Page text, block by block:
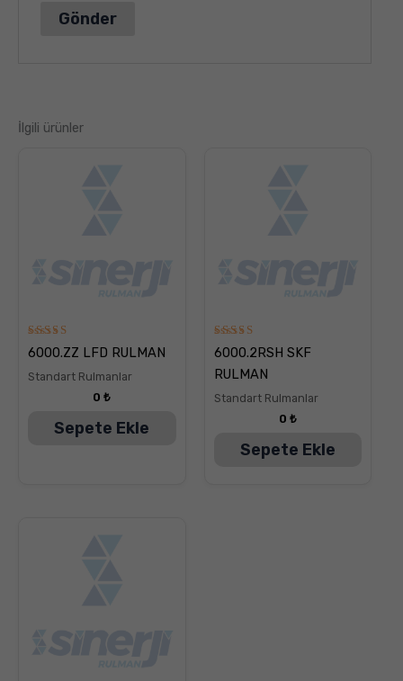
İlgili ürünler
5
üzerinden
oy aldı
6000.ZZ LFD RULMAN
Standart Rulmanlar
0₺
Sepete Ekle
5
üzerinden
5.00
oy aldı
6000.2RSH SKF
RULMAN
Standart Rulmanlar
0 ₺
Sepete Ekle